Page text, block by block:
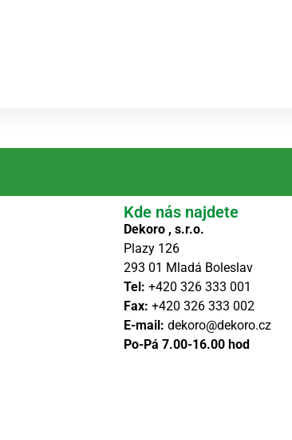
Kde nás najdete
Dekoro , s.r.o.
Plazy 126
293 01 Mladá Boleslav
Tel: +420 326 333 001
Fax: +420 326 333 002
E-mail: dekoro@dekoro.cz
Po-Pá 7.00-16.00 hod